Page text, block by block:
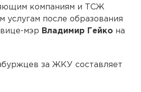
компаниям и ТСЖ
услугам после образования
мэр Владимир Гейко на
за ЖКУ составляет